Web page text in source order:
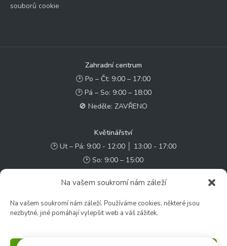
Na vašem soukromí nám záleží
Na vašem soukromí nám záleží. Používáme cookies, některé jsou
nezbytné, jiné pomáhají vylepšit web a váš zážitek.
souborů cookie
Zahradní centrum
🕑 Po – Čt: 9:00 – 17:00
🕑 Pá – So: 9:00 – 18:00
🚫 Neděle: ZAVŘENO
Květinářství
🕑 Ut – Pá: 9:00 - 12:00 │ 13:00 - 17:00
🕑 So: 9:00 – 15:00
Rychlý kontakt:
✉️ e-shop@zcstrakovo.cz